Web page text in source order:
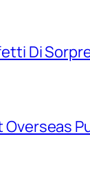
Di
Overseas